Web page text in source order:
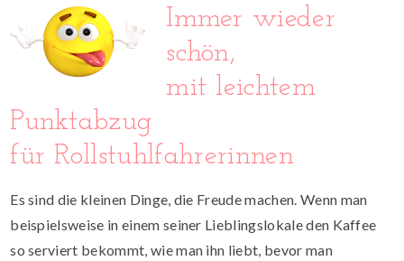
Immer wieder
schön,
mit leichtem
Punktabzug
für Rollstuhlfahrerinnen
Es sind die kleinen Dinge, die Freude machen. Wenn man
beispielsweise in einem seiner Lieblingslokale den Kaffee
so serviert bekommt, wie man ihn liebt, bevor man